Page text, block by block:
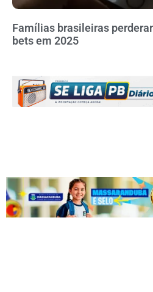
Famílias brasileiras
bets em 2025